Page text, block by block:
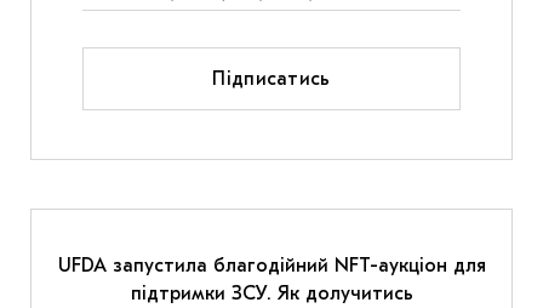
Підписатись
UFDA запустила благодійний NFT-аукціон для
підтримки ЗСУ. Як долучитись